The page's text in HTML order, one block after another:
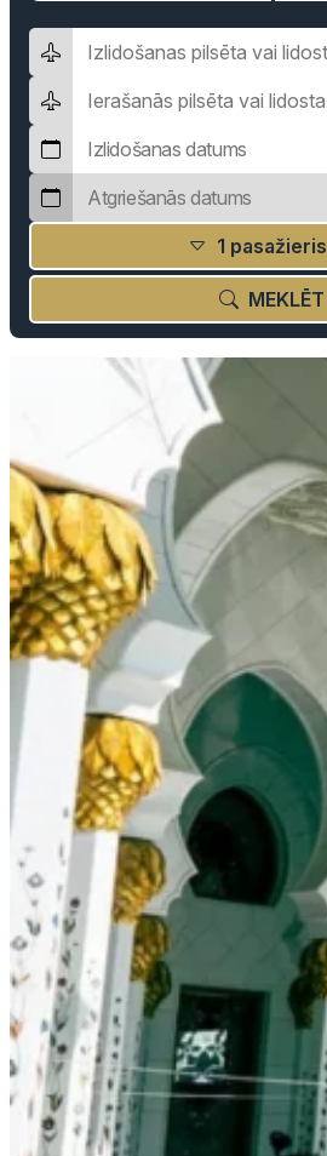
1 pasažieris
MEKLĒT